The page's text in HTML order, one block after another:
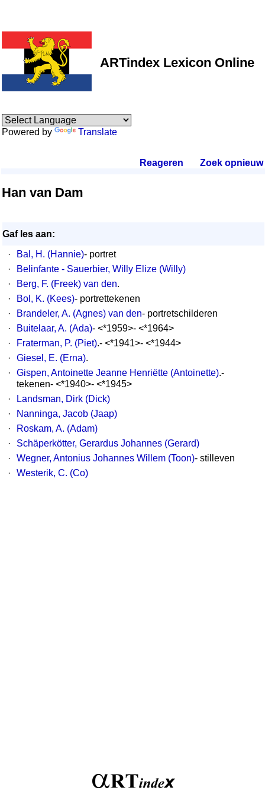
ARTindex Lexicon Online
Powered by Translate
Reageren Zoek opnieuw.
Han van Dam
Gaf les aan:
·
Bal, H. (Hannie)- portret
·
Belinfante - Sauerbier, Willy Elize (Willy)
·
Berg, F. (Freek) van den.
·
Bol, K. (Kees)- portrettekenen
·
Brandeler, A. (Agnes) van den- portretschilderen
·
Buitelaar, A. (Ada)- <*1959>- <*1964>
·
Fraterman, P. (Piet).- <*1941>- <*1944>
·
Giesel, E. (Erna).
·
Gispen, Antoinette Jeanne Henriëtte (Antoinette).-
tekenen- <*1940>- <*1945>
·
Landsman, Dirk (Dick)
·
Nanninga, Jacob (Jaap)
·
Roskam, A. (Adam)
·
Schäperkötter, Gerardus Johannes (Gerard)
·
Wegner, Antonius Johannes Willem (Toon)- stilleven
·
Westerik, C. (Co)